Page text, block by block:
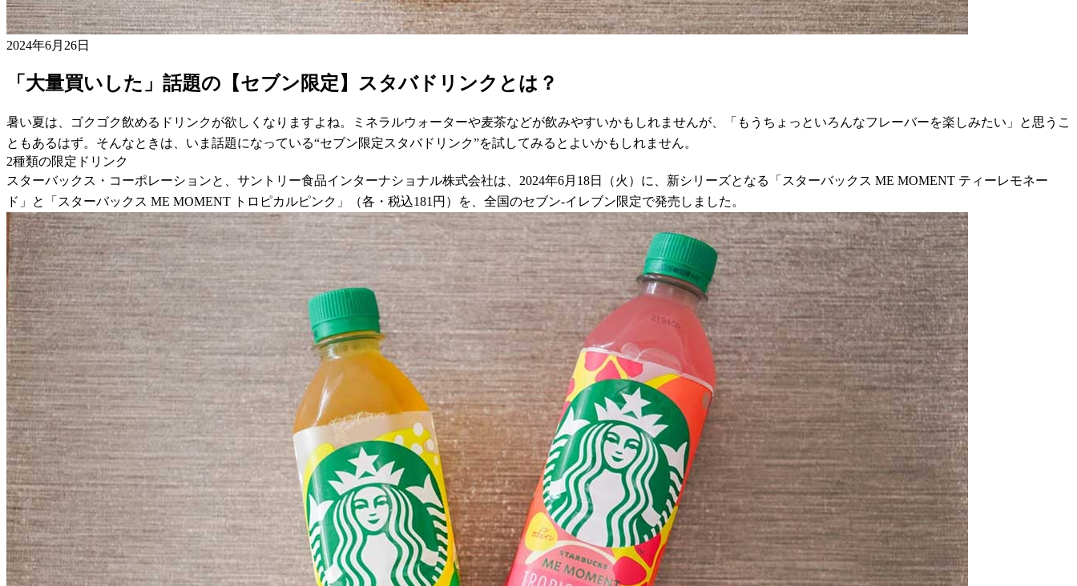
2024年6月26日
「大量買いした」話題の【セブン限定】スタバドリンクとは？
暑い夏は、ゴクゴク飲めるドリンクが欲しくなりますよね。ミネラルウォーターや麦茶などが飲みやすいかもしれませんが、「もうちょっといろんなフレーバーを楽しみたい」と思うこ
ともあるはず。そんなときは、いま話題になっている“セブン限定スタバドリンク”を試してみるとよいかもしれません。
2種類の限定ドリンク
スターバックス・コーポレーションと、サントリー食品インターナショナル株式会社は、2024年6月18日（火）に、新シリーズとなる「スターバックス ME MOMENT ティーレモネー
ド」と「スターバックス ME MOMENT トロピカルピンク」（各・税込181円）を、全国のセブン-イレブン限定で発売しました。